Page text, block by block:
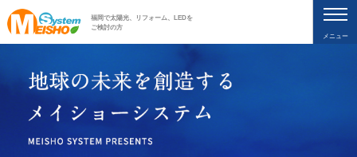
福岡で太陽光、リフォーム、LEDを
ご検討の方
メニュー